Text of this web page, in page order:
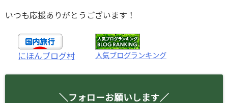
いつも応援ありがとうございます！
にほんブログ村 人気ブログランキング
＼フォローお願いします／